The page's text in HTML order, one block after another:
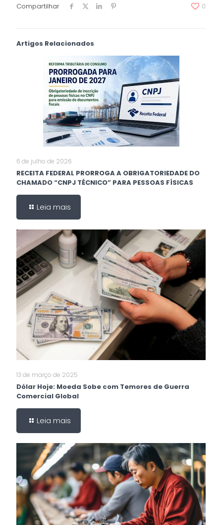
Compartilhar 0
Artigos Relacionados
6 de julho de 2026
RECEITA FEDERAL PRORROGA A OBRIGATORIEDADE DO
CHAMADO “CNPJ TÉCNICO” PARA PESSOAS FÍSICAS
Leia mais
13 de março de 2025
Dólar Hoje: Moeda Sobe com Temores de Guerra
Comercial Global
Leia mais